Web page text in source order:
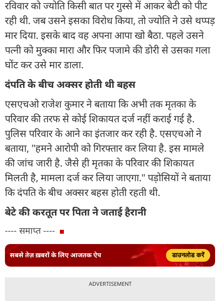
रविवार को ज्योति किसी बात पर गुस्से में आकर बेटी को पीट
रही थी. जब उसने इसका विरोध किया, तो ज्योति ने उसे थप्पड़
मार दिया. इसके बाद वह अपना आपा खो बैठा. पहले उसने
पत्नी को मुक्का मारा और फिर पजामे की डोरी से उसका गला
घोंट कर उसे मार डाला.
दंपति के बीच अक्सर होती थी बहस
एसएचओ राजेश कुमार ने बताया कि अभी तक मृतका के
परिवार की तरफ से कोई शिकायत दर्ज नहीं कराई गई है.
पुलिस परिवार के आने का इंतजार कर रही है. एसएचओ ने
बताया, "हमने आरोपी को गिरफ्तार कर लिया है. इस मामले
की जांच जारी है. जैसे ही मृतका के परिवार की शिकायत
मिलती है, मामला दर्ज कर लिया जाएगा." पड़ोसियों ने बताया
कि दंपति के बीच अक्सर बहस होती रहती थी.
बेटे की करतूत पर पिता ने जताई हैरानी
---- समाप्त ----
सबसे तेज़ ख़बरों के लिए आजतक ऐप डाउनलोड करें
ADVERTISEMENT